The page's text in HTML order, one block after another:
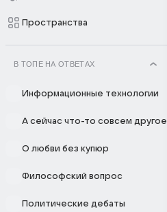
Пространства
В ТОПЕ НА ОТВЕТАХ
Информационные технологии
А сейчас что-то совсем другое
О любви без купюр
Философский вопрос
Политические дебаты